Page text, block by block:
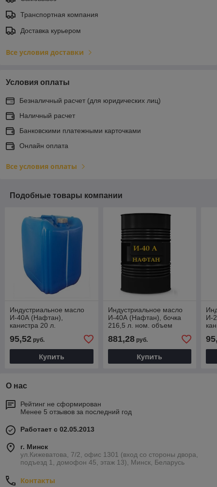
Транспортная компания
Доставка курьером
Все условия доставки
Условия оплаты
Безналичный расчет (для юридических лиц)
Наличный расчет
Банковскими платежными карточками
Онлайн оплата
Все условия оплаты
Подобные товары компании
Индустриальное масло
И-40А (Нафтан),
канистра 20 л.
95,52 руб.
Купить
Индустриальное масло
И-40А (Нафтан), бочка
216,5 л. ном. объем
881,28руб.
Купить
И-
О нас
Рейтинг не сформирован
Менее 5 отзывов за последний год
Работает с 02.05.2013
г. Минск
ул.Кижеватова, 7/2, офис 1301 (вход со стороны двора,
подъезд 1, домофон 45, этаж 13), Минск, Беларусь
Контакты